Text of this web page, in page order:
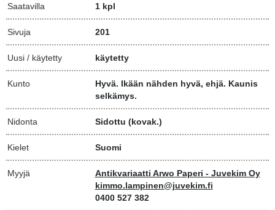
Saatavilla 1 kpl
Sivuja 201
Uusi / käytetty käytetty
Kunto
Hyvä. Ikään nähden hyvä, ehjä. Kaunis
selkämys.
Nidonta Sidottu (kovak.)
Kielet Suomi
Myyjä
Antikvariaatti Arwo Paperi - Juvekim Oy
kimmo.lampinen@juvekim.fi
0400 527 382